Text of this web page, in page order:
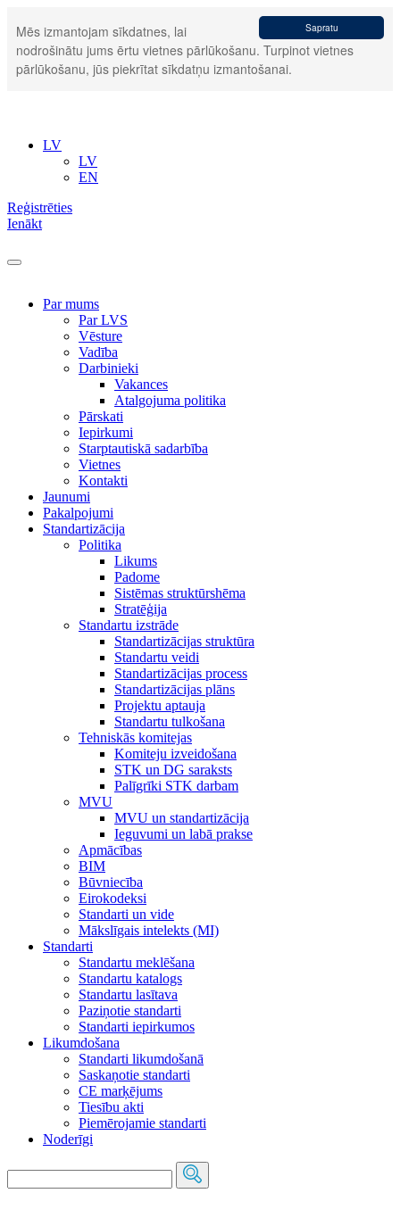
Sapratu
Mēs izmantojam sīkdatnes, lai
nodrošinātu jums ērtu vietnes pārlūkošanu. Turpinot vietnes
pārlūkošanu, jūs piekrītat sīkdatņu izmantošanai.
LV
LV
EN
Reģistrēties
Ienākt
Par mums
Par LVS
Vēsture
Vadība
Darbinieki
Vakances
Atalgojuma politika
Pārskati
Iepirkumi
Starptautiskā sadarbība
Vietnes
Kontakti
Jaunumi
Pakalpojumi
Standartizācija
Politika
Likums
Padome
Sistēmas struktūrshēma
Stratēģija
Standartu izstrāde
Standartizācijas struktūra
Standartu veidi
Standartizācijas process
Standartizācijas plāns
Projektu aptauja
Standartu tulkošana
Tehniskās komitejas
Komiteju izveidošana
STK un DG saraksts
Palīgrīki STK darbam
MVU
MVU un standartizācija
Ieguvumi un labā prakse
Apmācības
BIM
Būvniecība
Eirokodeksi
Standarti un vide
Mākslīgais intelekts (MI)
Standarti
Standartu meklēšana
Standartu katalogs
Standartu lasītava
Paziņotie standarti
Standarti iepirkumos
Likumdošana
Standarti likumdošanā
Saskaņotie standarti
CE marķējums
Tiesību akti
Piemērojamie standarti
Noderīgi